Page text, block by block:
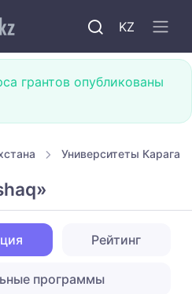
KZ
грантов опубликованы
Университеты
Рейтинг
программы